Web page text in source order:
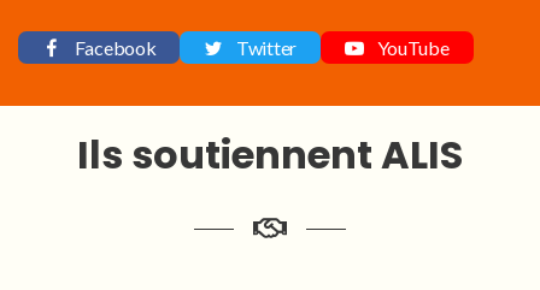
Facebook Twitter YouTube
Ils soutiennent ALIS